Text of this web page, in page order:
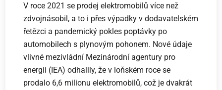
V roce 2021 se prodej elektromobilů více než
zdvojnásobil, a to i přes výpadky v dodavatelském
řetězci a pandemický pokles poptávky po
automobilech s plynovým pohonem. Nové údaje
vlivné mezivládní Mezinárodní agentury pro
energii (IEA) odhalily, že v loňském roce se
prodalo 6,6 milionu elektromobilů, což je dvakrát